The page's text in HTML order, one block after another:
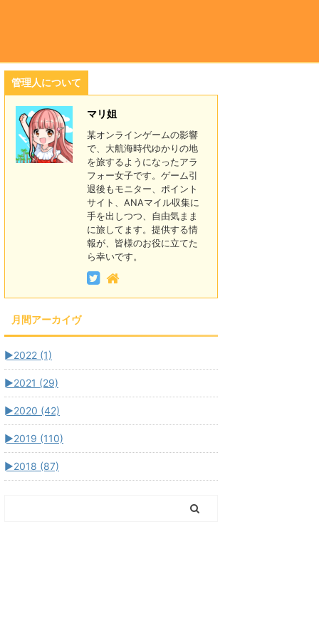
管理人について
マリ姐
某オンラインゲームの影響
で、大航海時代ゆかりの地
を旅するようになったアラ
フォー女子です。ゲーム引
退後もモニター、ポイント
サイト、ANAマイル収集に
手を出しつつ、自由気まま
に旅してます。提供する情
報が、皆様のお役に立てた
ら幸いです。
月間アーカイヴ
►2022 (1)
►2021 (29)
►2020 (42)
►2019 (110)
►2018 (87)